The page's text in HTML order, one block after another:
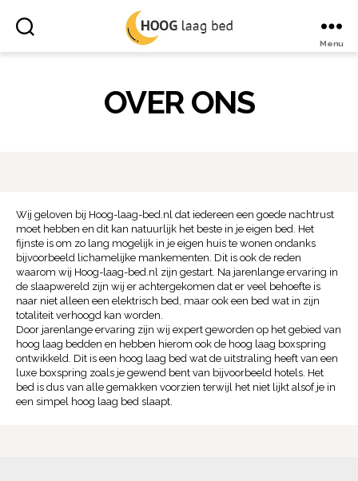
Menu
OVER ONS
Wij geloven bij Hoog-laag-bed.nl dat iedereen een goede nachtrust
moet hebben en dit kan natuurlijk het beste in je eigen bed. Het
fijnste is om zo lang mogelijk in je eigen huis te wonen ondanks
bijvoorbeeld lichamelijke mankementen. Dit is ook de reden
waarom wij Hoog-laag-bed.nl zijn gestart. Na jarenlange ervaring in
de slaapwereld zijn wij er achtergekomen dat er veel behoefte is
naar niet alleen een elektrisch bed, maar ook een bed wat in zijn
totaliteit verhoogd kan worden.
Door jarenlange ervaring zijn wij expert geworden op het gebied van
hoog laag bedden en hebben hierom ook de hoog laag boxspring
ontwikkeld. Dit is een hoog laag bed wat de uitstraling heeft van een
luxe boxspring zoals je gewend bent van bijvoorbeeld hotels. Het
bed is dus van alle gemakken voorzien terwijl het niet lijkt alsof je in
een simpel hoog laag bed slaapt.